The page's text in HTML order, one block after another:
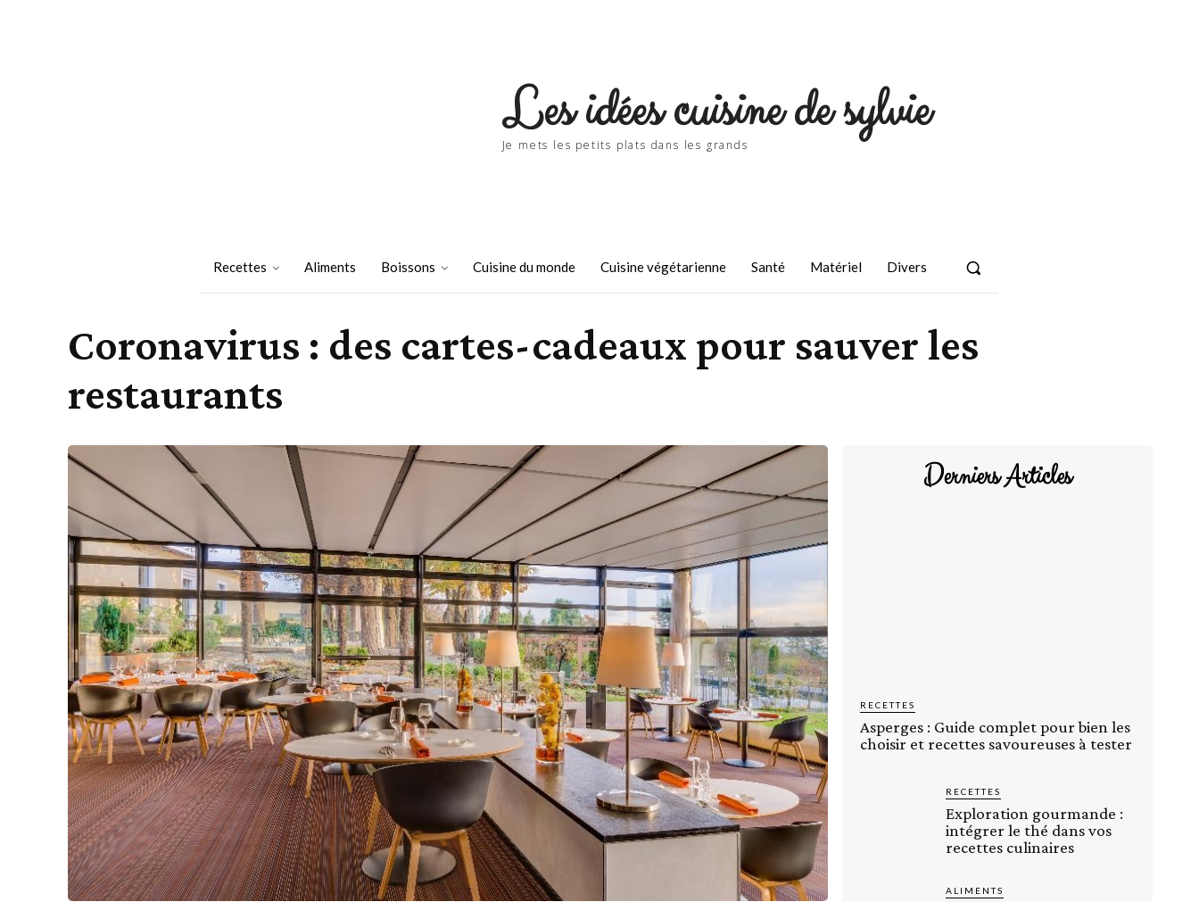
Les idées cuisine de sylvie
Je mets les petits plats dans les grands
Recettes Aliments Boissons Cuisine du monde Cuisine végétarienne Santé Matériel Divers
Coronavirus : des cartes-cadeaux pour sauver les
restaurants
Derniers Articles
RECETTES
Asperges : Guide complet pour bien les
choisir et recettes savoureuses à tester
RECETTES
Exploration gourmande :
intégrer le thé dans vos
recettes culinaires
ALIMENTS